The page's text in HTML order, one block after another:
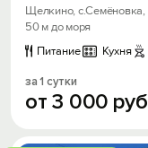
Щелкино, с.Семёновка,
50 м до моря
Питание
Кухня
за 1 сутки
от3 000